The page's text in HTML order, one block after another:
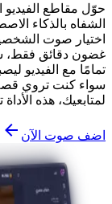
حوّل مقاطع
الشفاه بالذكاء
اختيار صوت
غضون دقائق فقط،
تمامًا مع الفيديو
سواء كنت تروي
لمتابعيك، هذه
اضف صوت الآن